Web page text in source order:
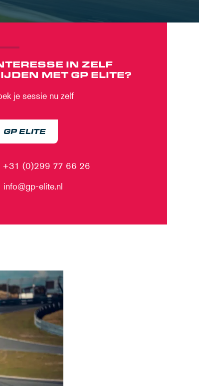
IN ZELF
MET GP ELITE?
je sessie nu zelf
GP ELITE
+31 (0)299 77 66 26
info@gp-elite.nl